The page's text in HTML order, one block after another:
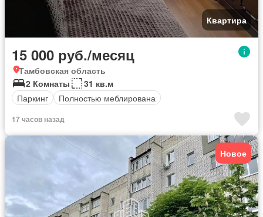
Квартира
15 000 руб./месяц
Тамбовская область
2 Комнаты
31 кв.м
Паркинг
Полностью меблирована
17 часов назад
Новое